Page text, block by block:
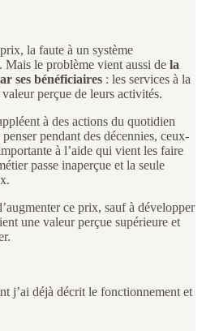
la faute à un système
Mais le problème vient aussi de la
ses bénéficiaires : les services à la
perçue de leurs activités.
à des actions du quotidien
pendant des décennies, ceux-
à l’aide qui vient les faire
passe inaperçue et la seule
ce prix, sauf à développer
une valeur perçue supérieure et
j’ai déjà décrit le fonctionnement et